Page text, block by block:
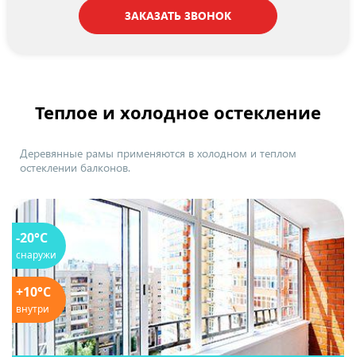
ЗАКАЗАТЬ ЗВОНОК
Теплое и холодное остекление
Деревянные рамы применяются в холодном и теплом
остеклении балконов.
-20°C
снаружи
+10°C
внутри